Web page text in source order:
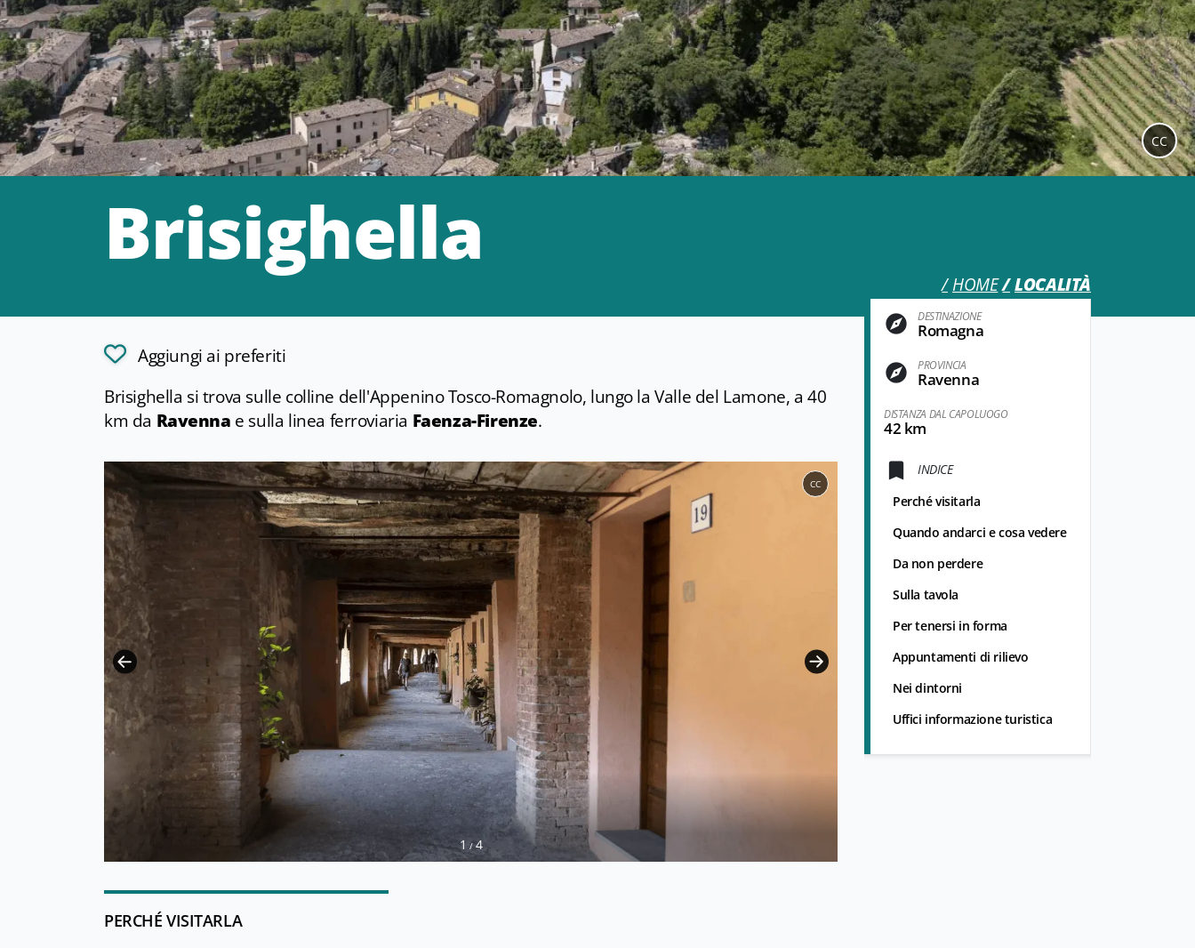
Brisighella
HOME LOCALITÀ
CC
DESTINAZIONE
Romagna
PROVINCIA
Ravenna
DISTANZA DAL CAPOLUOGO
42 km
INDICE
Perché visitarla
Quando andarci e cosa vedere
Da non perdere
Sulla tavola
Per tenersi in forma
Appuntamenti di rilievo
Nei dintorni
Uffici informazione turistica
Aggiungi ai preferiti
Brisighella si trova sulle colline dell'Appenino Tosco-Romagnolo, lungo la Valle del Lamone, a 40
km da Ravenna e sulla linea ferroviaria Faenza-Firenze.
CC
1 /4
PERCHÉ VISITARLA